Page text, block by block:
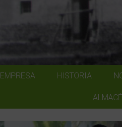
EMPRESA HISTORIA